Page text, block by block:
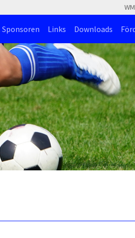
Sponsoren Links Downloads